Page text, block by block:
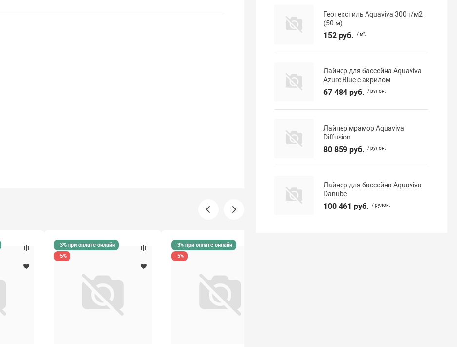
-3% при оплате онлайн
-5%
-3% при оплате онлайн
-5%
Геотекстиль Aquaviva 300 г/м2
(50 м)
152 руб. / м².
Лайнер для бассейна Aquaviva
Azure Blue с акрилом
67 484 руб. / рулон.
Лайнер мрамор Aquaviva
Diffusion
80 859 руб. / рулон.
Лайнер для бассейна Aquaviva
Danube
100 461 руб. / рулон.